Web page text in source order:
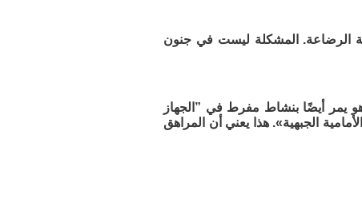
الرضاعة. المشكلة ليست في جنون
يمر أيضًا بنشاط مفرط في ”الجهاز
الجبهية». هذا يعني أن المراهق